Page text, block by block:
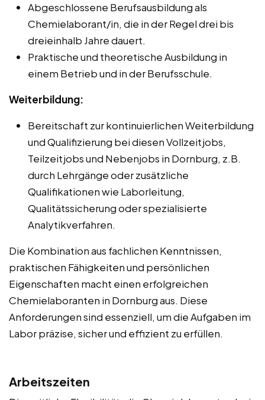
Abgeschlossene Berufsausbildung als
Chemielaborant/in, die in der Regel drei bis
dreieinhalb Jahre dauert.
Praktische und theoretische Ausbildung in
einem Betrieb und in der Berufsschule.
Weiterbildung:
Bereitschaft zur kontinuierlichen Weiterbildung
und Qualifizierung bei diesen Vollzeitjobs,
Teilzeitjobs und Nebenjobs in Dornburg, z.B.
durch Lehrgänge oder zusätzliche
Qualifikationen wie Laborleitung,
Qualitätssicherung oder spezialisierte
Analytikverfahren.
Die Kombination aus fachlichen Kenntnissen,
praktischen Fähigkeiten und persönlichen
Eigenschaften macht einen erfolgreichen
Chemielaboranten in Dornburg aus. Diese
Anforderungen sind essenziell, um die Aufgaben im
Labor präzise, sicher und effizient zu erfüllen.
Arbeitszeiten